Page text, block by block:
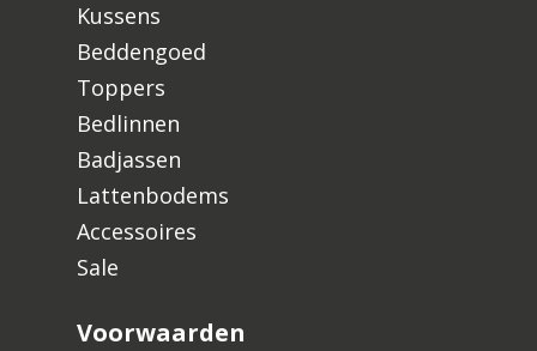
Geen producten in de
winkelwagen.
Kussens
Beddengoed
Toppers
Bedlinnen
Badjassen
Lattenbodems
Accessoires
Sale
Voorwaarden